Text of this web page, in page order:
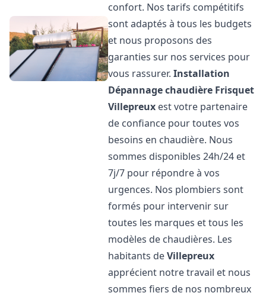
confort. Nos tarifs compétitifs
sont adaptés à tous les budgets
et nous proposons des
garanties sur nos services pour
vous rassurer.Installation
Dépannage chaudière Frisquet
Villepreux est votre partenaire
de confiance pour toutes vos
besoins en chaudière. Nous
sommes disponibles 24h/24 et
7j/7 pour répondre à vos
urgences. Nos plombiers sont
formés pour intervenir sur
toutes les marques et tous les
modèles de chaudières. Les
habitants deVillepreux
apprécient notre travail et nous
sommes fiers de nos nombreux